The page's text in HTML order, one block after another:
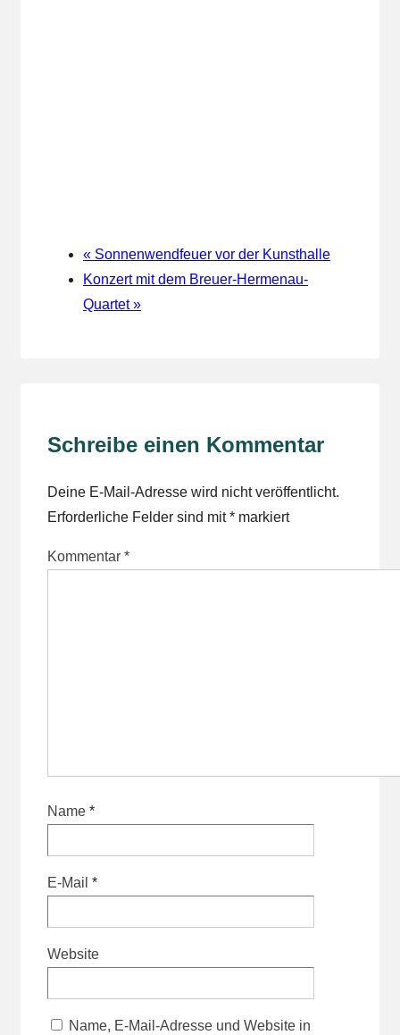
« Sonnenwendfeuer vor der Kunsthalle
Konzert mit dem Breuer-Hermenau-
Quartet»
Schreibe einen Kommentar
Deine E-Mail-Adresse wird nicht veröffentlicht.
Erforderliche Felder sind mit* markiert
Kommentar *
Name *
E-Mail *
Website
Name, E-Mail-Adresse und Website in